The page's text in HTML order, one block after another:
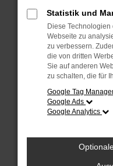
verhindern.
anderen
Fenster?
Starte dein
Das kann
Stelle sicher,
Veraltete
Statistik und
Diese
Webseite zu
zu verbessern.
die von dritten
Sie auf anderen
zu schalten, die für
Google Tag
Google Ads
Google Analytics